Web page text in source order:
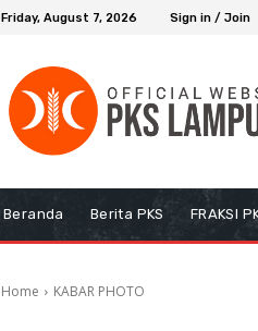
Friday, August 7, 2026 Sign in / Join
Beranda Berita PKS FRAKSI
Home KABAR PHOTO